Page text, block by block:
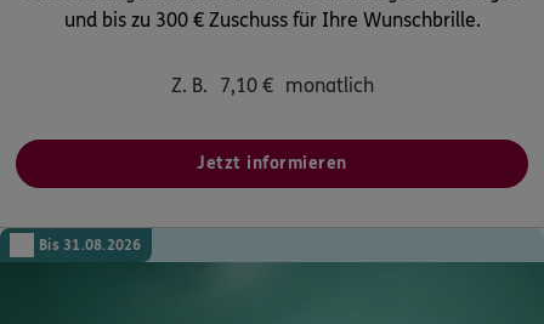
und bis zu 300 € Zuschuss für Ihre Wunschbrille.
Z. B. 7,10€ monatlich
Jetzt informieren
Bis 31.08.2026